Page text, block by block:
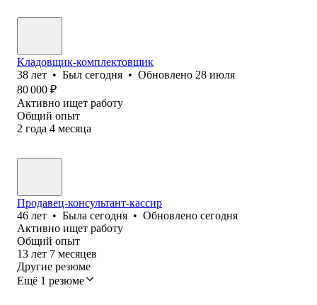
Кладовщик-комплектовщик
38 лет • Был сегодня • Обновлено 28 июля
80 000 ₽
Активно ищет работу
Общий опыт
2 года 4 месяца
Продавец-консультант-кассир
46 лет • Была сегодня • Обновлено сегодня
Активно ищет работу
Общий опыт
13 лет 7 месяцев
Другие резюме
Ещё 1 резюме